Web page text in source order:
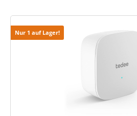
Nur 1 auf Lager!